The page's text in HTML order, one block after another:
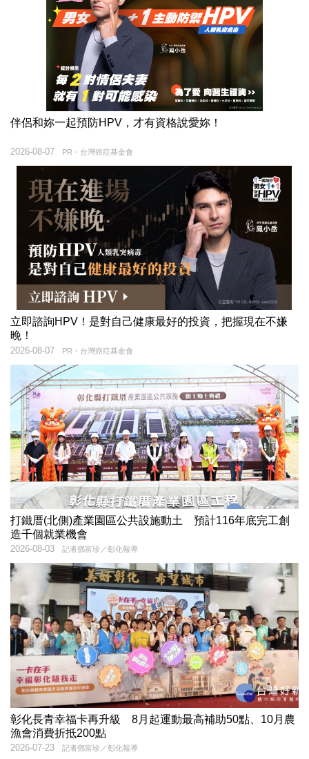
伴侶和妳一起預防HPV，才有資格說愛妳！
PR・台灣癌症基金會
2026-08-07
立即諮詢HPV！是對自己健康最好的投資，把握現在不嫌
晚！
PR・台灣癌症基金會
2026-08-07
打鐵厝(北側)產業園區公共設施動土 預計116年底完工創
造千個就業機會
記者鄧富珍／彰化報導
2026-08-03
彰化長青幸福卡再升級 8月起運動最高補助50點、10月農
漁會消費折抵200點
記者鄧富珍／彰化報導
2026-07-23